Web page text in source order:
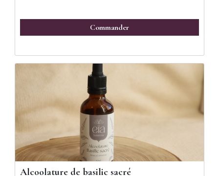
Commander
Alcoolature de basilic sacré